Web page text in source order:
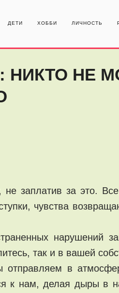
ДЕТИ ХОББИ ЛИЧНОСТЬ
НИКТО НЕ
не заплатив за это.
чувства
нарушений
так и в вашей
отправляем в
к нам, делая дыры в